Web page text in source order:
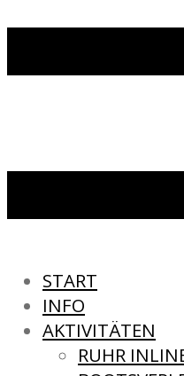
START
INFO
AKTIVITÄTEN
RUHR